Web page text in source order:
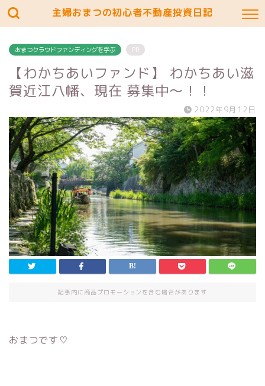
主婦おまつの初心者不動産投資日記
おまつクラウドファンディングを学ぶ PR
【わかちあいファンド】 わかちあい滋
賀近江八幡、現在 募集中〜！！
2022年9月12日
記事内に商品プロモーションを含む場合があります
おまつです♡